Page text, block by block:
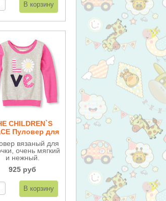
остается, как
новое после
Идеально для
школы.
CHILDREN`S
Пуловер для
БВ37
вязаный для
очень мягкий
и нежный.
925 руб